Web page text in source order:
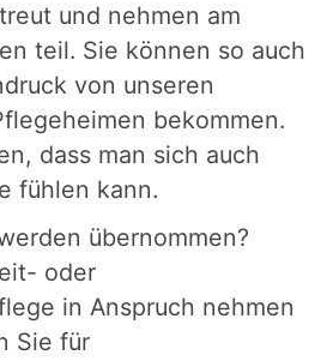
und nehmen am
teil. Sie können so auch
von unseren
bekommen.
dass man sich auch
fühlen kann.
übernommen?
oder
in Anspruch nehmen
Sie für